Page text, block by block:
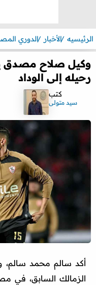
الرئيسيه الأخبار الدوري
وكيل صلاح مصدق
رحيله إلى الوداد
كتب
سيد متولى
أكد سالم محمد سالم،
الزمالك السابق، في